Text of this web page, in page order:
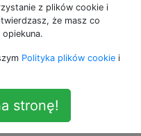
tło terminala na
widzę tego ustawienia.
z plików cookie i
że masz co
Polityka plików cookie i
stronę!